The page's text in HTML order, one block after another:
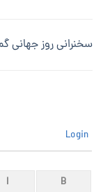
سخنرانی روز جهانی